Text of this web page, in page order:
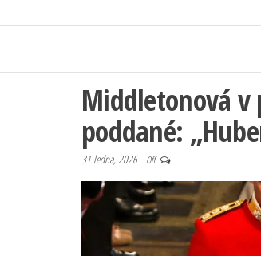
Middletonová v
poddané:
31 ledna, 2026 Off